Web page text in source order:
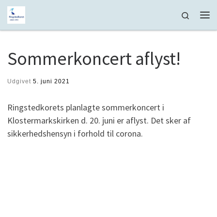
Fortsæt til indhold
Search
Sommerkoncert aflyst!
Udgivet 5. juni 2021
Ringstedkorets planlagte sommerkoncert i
Klostermarkskirken d. 20. juni er aflyst. Det sker af
sikkerhedshensyn i forhold til corona.